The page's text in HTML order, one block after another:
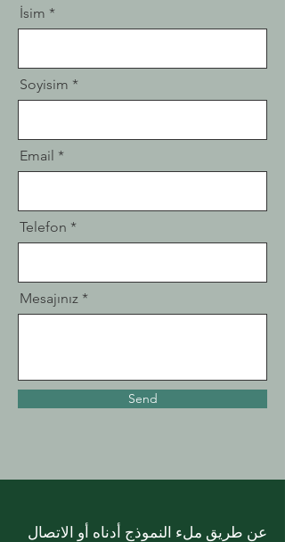
İsim
Soyisim
Email
Telefon
Mesajınız
Send
عن طريق ملء النموذج أدناه أو الاتصال